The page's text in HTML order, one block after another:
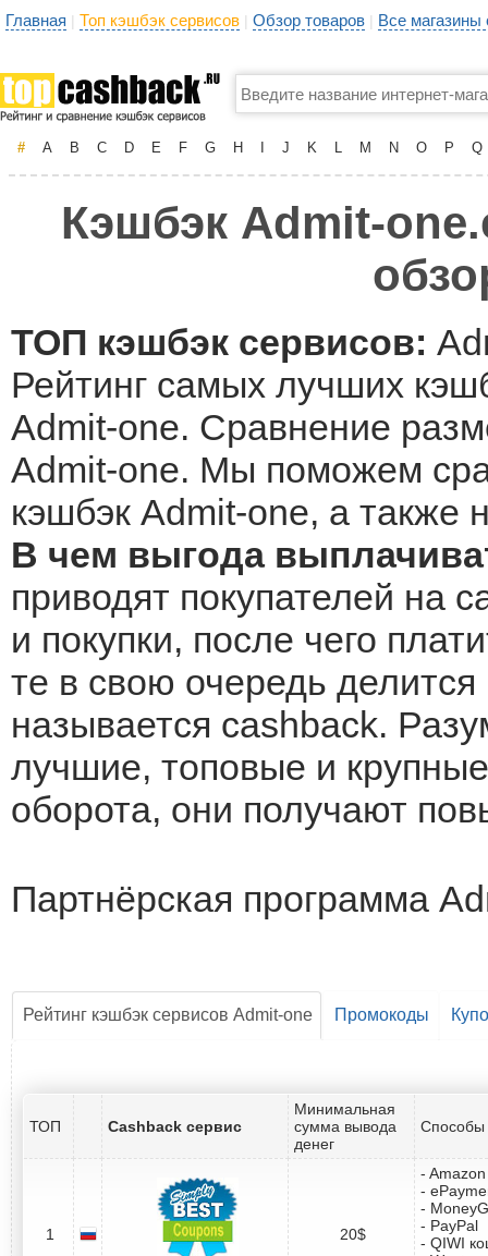
Главная | Топ кэшбэк сервисов | Обзор товаров | Все
# A B C D E F G H J K L M N O P Q
Кэшбэк Admit-
ТОП кэшбэк сервисов:
Рейтинг самых лучших
Admit-one. Сравнение
Admit-one. Мы поможем
кэшбэк Admit-one, а также
В чем выгода
приводят покупателей на
и покупки, после чего
те в свою очередь
называется cashback.
лучшие, топовые и
оборота, они получают
Партнёрская программа
Рейтинг кэшбэк сервисов Admit-one Промокоды
ТОП Cashback сервис
Минимальная
сумма вывода
денег
Способы
1 20$
-
-
-
- PayPal
- QIWI